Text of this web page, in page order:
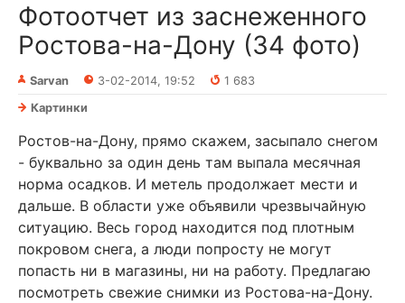
Фотоотчет из заснеженного
Ростова-на-Дону (34 фото)
Sarvan 3-02-2014, 19:52
1 683
Картинки
Ростов-на-Дону, прямо скажем, засыпало снегом
- буквально за один день там выпала месячная
норма осадков. И метель продолжает мести и
дальше. В области уже объявили чрезвычайную
ситуацию. Весь город находится под плотным
покровом снега, а люди попросту не могут
попасть ни в магазины, ни на работу. Предлагаю
посмотреть свежие снимки из Ростова-на-Дону.